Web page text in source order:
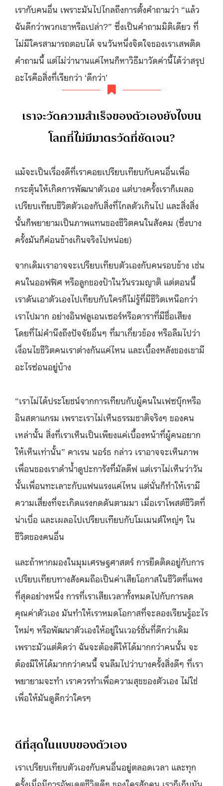
เรากับคนอื่น เพราะมันไปไกลถึงการตั้งคำถามว่า “แล้ว
ฉันดีกว่าพวกเขาหรือเปล่า?” ซึ่งเป็นคำถามมิติเดียว ที่
ไม่มีใครสามารถตอบได้ จนวันหนึ่งจิตใจของเราเสพติด
คำถามนี้ แต่ไม่ว่านานแค่ไหนก็หาวิธีมาวัดค่านี้ได้ว่าสรุป
อะไรคือสิ่งที่เรียกว่า ‘ดีกว่า’
เราจะวัดความสำเร็จของตัวเองยังไงบน
โลกที่ไม่มีมาตรวัดที่ชัดเจน?
แม้จะเป็นเรื่องดีที่เราคอยเปรียบเทียบกับคนอื่นเพื่อ
กระตุ้นให้เกิดการพัฒนาตัวเอง แต่บางครั้งเราก็เผลอ
เปรียบเทียบชีวิตตัวเองกับสิ่งที่ไกลตัวเกินไป และสิ่งสิ่ง
นั้นก็พยายามเป็นภาพแทนของชีวิตคนในสังคม (ซึ่งบาง
ครั้งมันก็ค่อนข้างเกินจริงไปหน่อย)
จากเดิมเราอาจจะเปรียบเทียบตัวเองกับคนรอบข้าง เช่น
คนในออฟฟิศ หรือลูกของป้าในวันรวมญาติ แต่ตอนนี้
เราดันเอาตัวเองไปเทียบกับใครก็ไม่รู้ที่มีชีวิตเหนือกว่า
เราไปมาก อย่างอินฟลูเอนเซอร์หรือดาราที่มีชื่อเสียง
โดยที่ไม่คำนึงถึงปัจจัยอื่นๆ ที่มาเกี่ยวข้อง หรือลืมไปว่า
เงื่อนไขชีวิตคนเราต่างกันแค่ไหน และเบื้องหลังของเขามี
อะไรซ่อนอยู่บ้าง
“เราไม่ได้ประโยชน์จากการเทียบกับผู้คนในเฟซบุ๊กหรือ
อินสตาแกรม เพราะเราไม่เห็นธรรมชาติจริงๆ ของคน
เหล่านั้น สิ่งที่เราเห็นเป็นเพียงแค่เบื้องหน้าที่ผู้คนอยาก
ให้เห็นเท่านั้น” คาเรน นอร์ธ กล่าว เราอาจจะเห็นภาพ
เพื่อนของเราดำน้ำดูปะการังที่มัลดีฟ แต่เราไม่เห็นว่าวัน
นั้นเพื่อนทะเลาะกับแฟนแรงแค่ไหน แต่นั่นก็ทำให้เรามี
ความเสี่ยงที่จะเกิดแรงกดดันตามมา เมื่อเราโพสต์ชีวิตที่
น่าเบื่อ และเผลอไปเปรียบเทียบกับโมเมนต์ใหญ่ๆ ใน
ชีวิตของคนอื่น
และถ้าหากมองในมุมเศรษฐศาสตร์ การยึดติดอยู่กับการ
เปรียบเทียบทางสังคมถือเป็นค่าเสียโอกาสในชีวิตที่แพง
ที่สุดอย่างหนึ่ง การที่เราเสียเวลาทั้งหมดไปกับการลด
คุณค่าตัวเอง มันทำให้เราหมดโอกาสที่จะลองเรียนรู้อะไร
ใหม่ๆ หรือพัฒนาตัวเองให้อยู่ในเวอร์ชั่นที่ดีกว่าเดิม
เพราะมัวแต่คิดว่า ฉันจะต้องดีให้ได้มากกว่าคนนั้น จะ
ต้องมีให้ได้มากกว่าคนนี้ จนลืมไปว่าบางครั้งสิ่งดีๆ ที่เรา
พยายามจะทำ เราควรทำเพื่อความสุขของตัวเอง ไม่ใช่
เพื่อให้มันดูดีกว่าใครๆ
ดีที่สุดในแบบของตัวเอง
เราเปรียบเทียบตัวเองกับคนอื่นอยู่ตลอดเวลา และทุก
ครั้งเมื่อมีการอัพเดตชีวิตดีๆ ของใครสักคน เราก็เก็บมัน